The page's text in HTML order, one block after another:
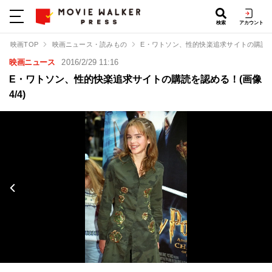
検索 アカウント
映画TOP 映画ニュース・読みもの E・ワトソン、性的快楽追求サイトの購読
映画ニュース 2016/2/29 11:16
E・ワトソン、性的快楽追求サイトの購読を認める！(画像
4/4)